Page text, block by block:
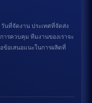
นที่จัดงาน ประเทศที่จัดส่ง
รควบคุม ทีมงานของเราจะ
ข้อเสนอแนะในการผลิตที่